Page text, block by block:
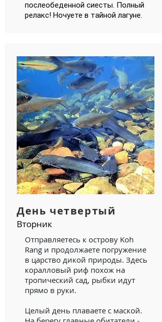
послеобеденной сиесты. Полный
релакс! Ночуете в тайной лагуне.
День четвертый
Вторник
Отправляетесь к острову Koh
Rang и продолжаете погружение
в царство дикой природы. Здесь
коралловый риф похож на
тропический сад, рыбки идут
прямо в руки.
Целый день плаваете с маской.